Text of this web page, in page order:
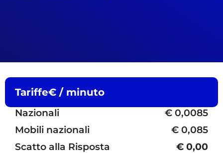
Tariffe€ / minuto
Nazionali
€ 0,0085
Mobili nazionali
€ 0,085
Scatto alla Risposta
€ 0,00